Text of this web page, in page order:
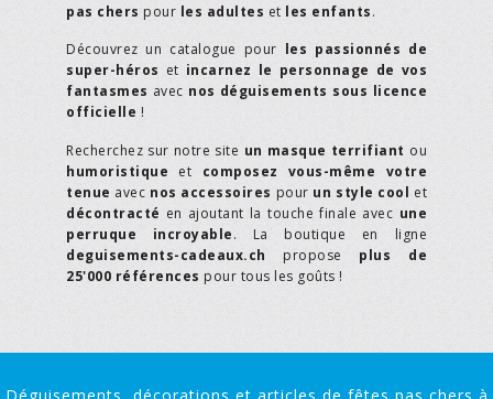
pas chers pour les adultes et les enfants.
Découvrez un catalogue pour les passionnés de
super-héros et incarnez le personnage de vos
fantasmes avec nos déguisements sous licence
officielle !
Recherchez sur notre site un masque terrifiant ou
humoristique et composez vous-même votre
tenue avec nos accessoires pour un style cool et
décontracté en ajoutant la touche finale avec une
perruque incroyable. La boutique en ligne
deguisements-cadeaux.ch propose plus de
25'000 références pour tous les goûts !